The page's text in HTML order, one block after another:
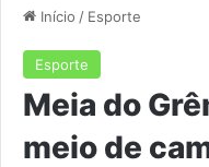
Início / Esporte
Esporte
Meia do
meio de